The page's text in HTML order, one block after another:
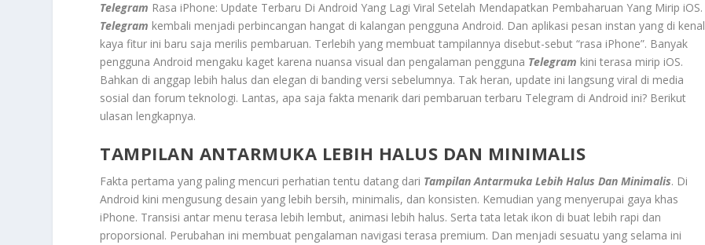
Telegram Rasa iPhone: Update Terbaru Di Android Yang Lagi Viral Setelah Mendapatkan Pembaharuan Yang Mirip iOS.
Telegram kembali menjadi perbincangan hangat di kalangan pengguna Android. Dan aplikasi pesan instan yang di kenal
kaya fitur ini baru saja merilis pembaruan. Terlebih yang membuat tampilannya disebut-sebut “rasa iPhone”. Banyak
pengguna Android mengaku kaget karena nuansa visual dan pengalaman pengguna Telegram kini terasa mirip iOS.
Bahkan di anggap lebih halus dan elegan di banding versi sebelumnya. Tak heran, update ini langsung viral di media
sosial dan forum teknologi. Lantas, apa saja fakta menarik dari pembaruan terbaru Telegram di Android ini? Berikut
ulasan lengkapnya.
TAMPILAN ANTARMUKA LEBIH HALUS DAN MINIMALIS
Fakta pertama yang paling mencuri perhatian tentu datang dari Tampilan Antarmuka Lebih Halus Dan Minimalis. Di
Android kini mengusung desain yang lebih bersih, minimalis, dan konsisten. Kemudian yang menyerupai gaya khas
iPhone. Transisi antar menu terasa lebih lembut, animasi lebih halus. Serta tata letak ikon di buat lebih rapi dan
proporsional. Perubahan ini membuat pengalaman navigasi terasa premium. Dan menjadi sesuatu yang selama ini